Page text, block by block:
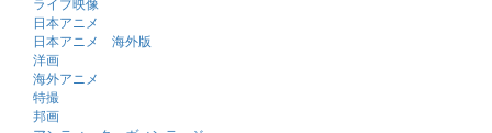
日本アニメ
日本アニメ 海外版
洋画
海外アニメ
特撮
邦画